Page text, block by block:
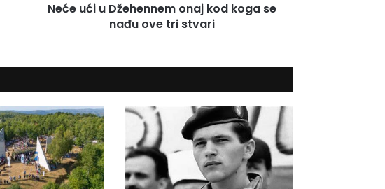
n
e
m
o
n
a
j
k
Neće ući u Džehennem onaj kod koga se
nađu ove tri stvari